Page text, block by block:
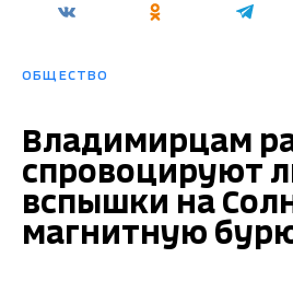
ОБЩЕСТВО
Владимирцам
спровоцируют
вспышки на
магнитную